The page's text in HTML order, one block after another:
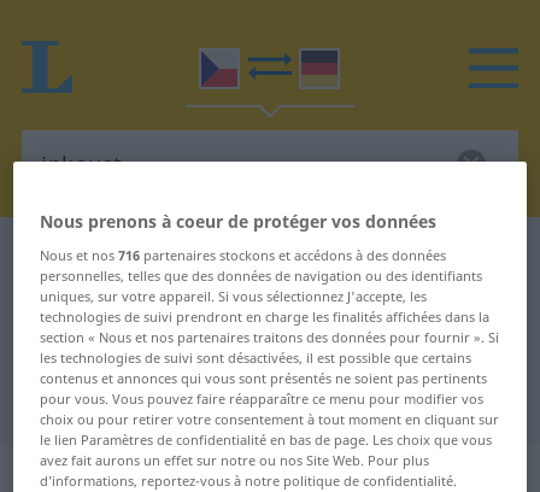
Dictionnaire Tchèque-Allemand inkoust
Traduction Tchèque-Allemand de
"inkoust"
"inkoust" - traduction Allemand
„inkoust“: maskulin
Nous prenons à coeur de protéger vos données
Nous et nos716 partenaires stockons et accédons à des données
personnelles, telles que des données de navigation ou des identifiants
uniques, sur votre appareil. Si vous sélectionnez J'accepte, les
technologies de suivi prendront en charge les finalités affichées dans la
section « Nous et nos partenaires traitons des données pour fournir ». Si
les technologies de suivi sont désactivées, il est possible que certains
contenus et annonces qui vous sont présentés ne soient pas pertinents
pour vous. Vous pouvez faire réapparaître ce menu pour modifier vos
choix ou pour retirer votre consentement à tout moment en cliquant sur
le lien Paramètres de confidentialité en bas de page. Les choix que vous
avez fait aurons un effet sur notre ou nos Site Web. Pour plus
d’informations, reportez-vous à notre politique de confidentialité.